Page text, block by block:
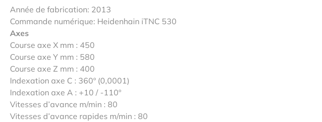
Année de fabrication: 2013
Commande numérique: Heidenhain iTNC 530
Axes
Course axe X mm : 450
Course axe Y mm : 580
Course axe Z mm : 400
Indexation axe C : 360º (0,0001)
Indexation axe A : +10 / -110º
Vitesses d’avance m/min : 80
Vitesses d’avance rapides m/min : 80